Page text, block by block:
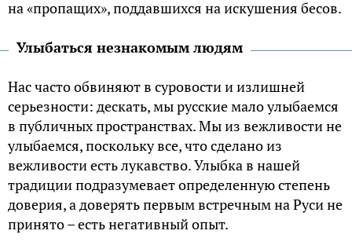
на «пропащих», поддавшихся на искушения бесов.
Улыбаться незнакомым людям
Нас часто обвиняют в суровости и излишней
серьезности: дескать, мы русские мало улыбаемся
в публичных пространствах. Мы из вежливости не
улыбаемся, поскольку все, что сделано из
вежливости есть лукавство. Улыбка в нашей
традиции подразумевает определенную степень
доверия, а доверять первым встречным на Руси не
принято – есть негативный опыт.